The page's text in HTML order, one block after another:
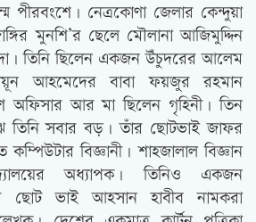
নেত্রকোণা জেলার কেন্দুয়া
মুনশি’র ছেলে মৌলানা আজিমুদ্দিন
তিনি ছিলেন একজন উঁচুদরের আলেম
আহমেদের বাবা ফয়জুর রহমান
অফিসার আর মা ছিলেন গৃহিনী। তিন
তিনি সবার বড়। তাঁর ছোটভাই জাফর
বিজ্ঞানী। শাহজালাল বিজ্ঞান
অধ্যাপক। তিনিও একজন
ছোট ভাই আহসান হাবীব নামকরা